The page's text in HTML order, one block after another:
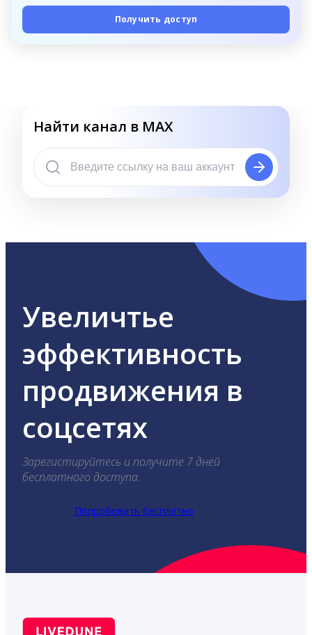
Получить доступ
Найти канал в MAX
Увеличтье
эффективность
продвижения в
соцсетях
Зарегистируйтесь и получите 7 дней
бесплатного доступа.
Попробовать бесплатно